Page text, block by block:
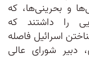
و بحرینی‌ها، که
را داشتند که
اسرائيل فاصله
دبیر شورای عالی